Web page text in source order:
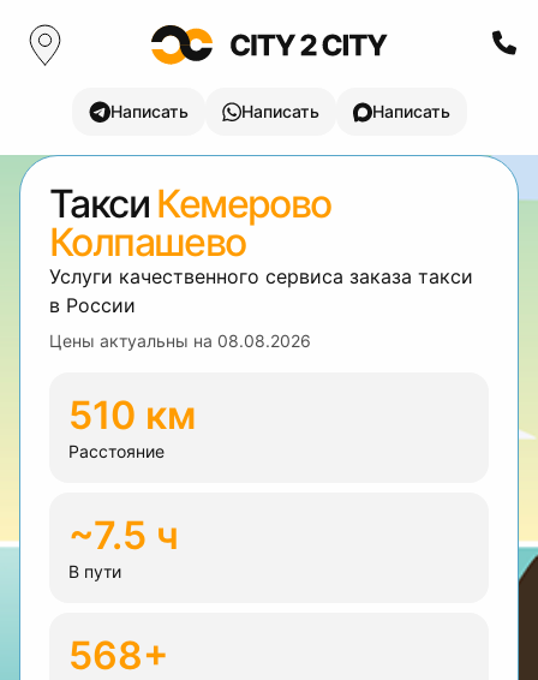
Написать Написать Написать
Такси Кемерово
Колпашево
Услуги качественного сервиса заказа такси
в России
Цены актуальны на 08.08.2026
510 км
Расстояние
~7.5 ч
В пути
568+